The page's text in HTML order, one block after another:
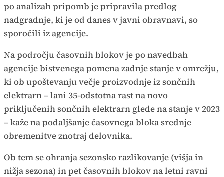
po analizah pripomb je pripravila predlog
nadgradnje, ki je od danes v javni obravnavi, so
sporočili iz agencije.
Na področju časovnih blokov je po navedbah
agencije bistvenega pomena zadnje stanje v omrežju,
ki ob upoštevanju večje proizvodnje iz sončnih
elektrarn – lani 35-odstotna rast na novo
priključenih sončnih elektrarn glede na stanje v 2023
– kaže na podaljšanje časovnega bloka srednje
obremenitve znotraj delovnika.
Ob tem se ohranja sezonsko razlikovanje (višja in
nižja sezona) in pet časovnih blokov na letni ravni